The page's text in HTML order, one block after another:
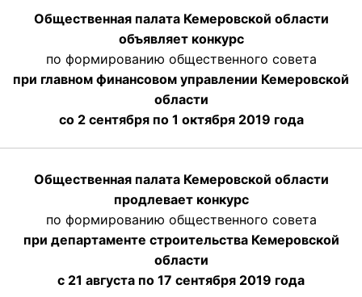
Общественная палата Кемеровской области
объявляет конкурс
по формированию общественного совета
при главном финансовом управлении Кемеровской
области
со 2 сентября по 1 октября 2019 года
Общественная палата Кемеровской области
продлевает конкурс
по формированию общественного совета
при департаменте строительства Кемеровской
области
с 21 августа по 17 сентября 2019 года